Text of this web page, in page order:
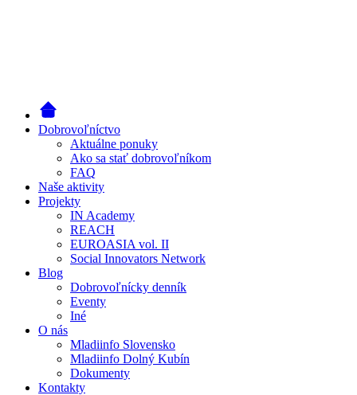
Dobrovoľníctvo
Aktuálne ponuky
Ako sa stať dobrovoľníkom
FAQ
Naše aktivity
Projekty
IN Academy
REACH
EUROASIA vol. II
Social Innovators Network
Blog
Dobrovoľnícky denník
Eventy
Iné
O nás
Mladiinfo Slovensko
Mladiinfo Dolný Kubín
Dokumenty
Kontakty